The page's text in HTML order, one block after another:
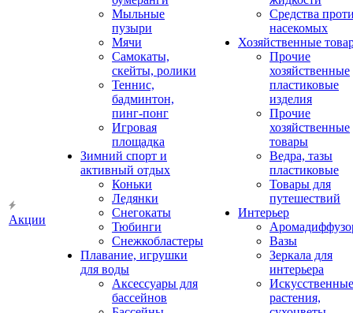
Акции
Мыльные
пузыри
Мячи
Самокаты,
скейты, ролики
Теннис,
бадминтон,
пинг-понг
Игровая
площадка
Зимний спорт и
активный отдых
Коньки
Ледянки
Снегокаты
Тюбинги
Снежкобластеры
Плавание, игрушки
для воды
Аксессуары для
бассейнов
Средства
насекомых
Хозяйственные
Прочие
хозяйственные
пластиковые
изделия
Прочие
хозяйственные
товары
Ведра, тазы
пластиковые
Товары для
путешествий
Интерьер
Вазы
Зеркала для
интерьера
Искусственные
растения,